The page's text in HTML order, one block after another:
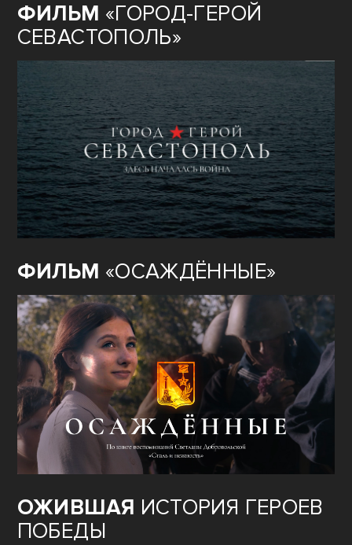
ФИЛЬМ «ГОРОД-ГЕРОЙ
СЕВАСТОПОЛЬ»
ФИЛЬМ «ОСАЖДЁННЫЕ»
ОЖИВШАЯ ИСТОРИЯ ГЕРОЕВ
ПОБЕДЫ